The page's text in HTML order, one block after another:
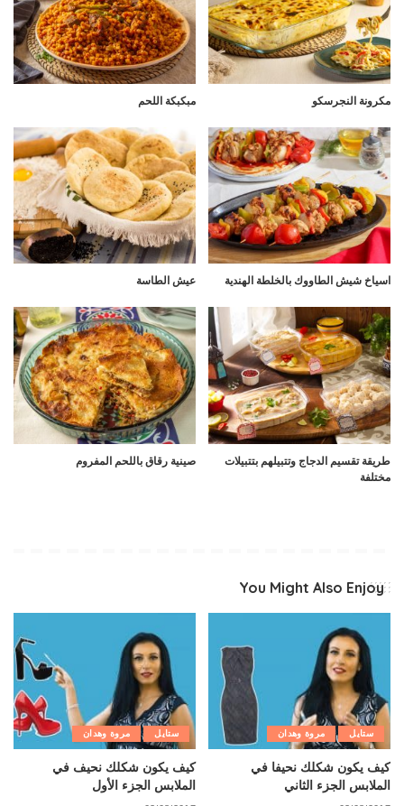
مكرونة النجرسكو مبكبكة اللحم
اسياخ شيش الطاووك بالخلطة الهندية عيش الطاسة
طريقة تقسيم الدجاج وتتبيلهم بتتبيلات
مختلفة
صينية رقاق باللحم المفروم
You Might Also Enjoy
ستايل مروة وهدان
كيف يكون شكلك نحيفا في
الملابس الجزء الثاني
ستايل مروة وهدان
كيف يكون شكلك نحيف في
الملابس الجزء الأول